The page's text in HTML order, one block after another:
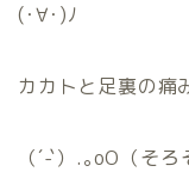
(･∀･)ﾉ
カカトと足裏の痛
（´-`）.｡oO（そ